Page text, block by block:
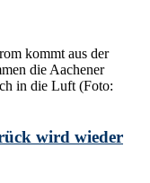
wird wieder